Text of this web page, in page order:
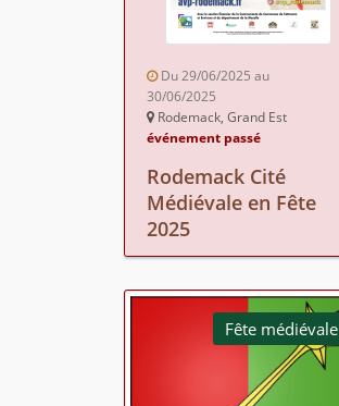
Du 29/06/2025 au
30/06/2025
Rodemack, Grand Est
événement passé
Rodemack Cité
Médiévale en Fête
2025
Fête médiévale